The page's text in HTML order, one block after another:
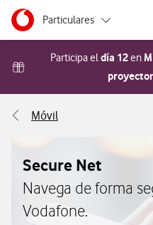
Ir a la pagina principal de
Menu navegación Segmento
Particulares
Autónomos
Grandes empresas
Participa eldía 12en
Móvil
Secure Net
Navega de forma
Vodafone.